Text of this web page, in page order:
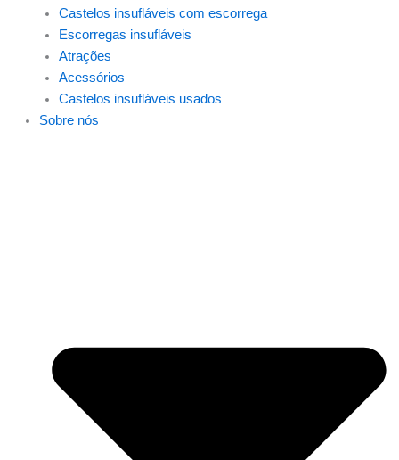
Castelos insufláveis com escorrega
Escorregas insufláveis
Atrações
Acessórios
Castelos insufláveis usados
Sobre nós